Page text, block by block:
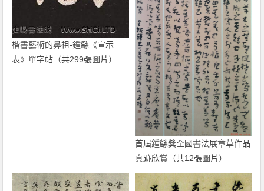
楷書藝術的鼻祖-鍾繇《宣示
表》單字帖（共299張圖片）
首屆鍾繇獎全國書法展章草作品
真跡欣賞（共12張圖片）